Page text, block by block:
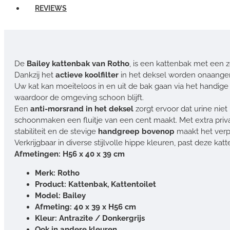
REVIEWS
De Bailey kattenbak van Rotho, is een kattenbak met een
Dankzij het actieve koolfilter in het deksel worden
Uw kat kan moeiteloos in en uit de bak gaan via het handige
waardoor de omgeving schoon blijft.
Een anti-morsrand in het deksel zorgt ervoor dat urine
schoonmaken een fluitje van een cent maakt. Met extra
stabiliteit en de stevige handgreep bovenop maakt het
Verkrijgbaar in diverse stijlvolle hippe kleuren, past deze
Afmetingen: H56 x 40 x 39 cm
Merk: Rotho
Product: Kattenbak, Kattentoilet
Model: Bailey
Afmeting: 40 x 39 x H56 cm
Kleur: Antrazite / Donkergrijs